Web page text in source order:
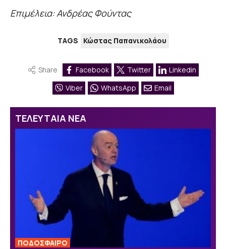
Επιμέλεια: Ανδρέας Φούντας
TAGS Κώστας Παπανικολάου
Share Facebook Twitter
Linkedin
Viber
WhatsApp Email
ΤΕΛΕΥΤΑΙΑ ΝΕΑ
ΠΟΔΟΣΦΑΙΡΟ